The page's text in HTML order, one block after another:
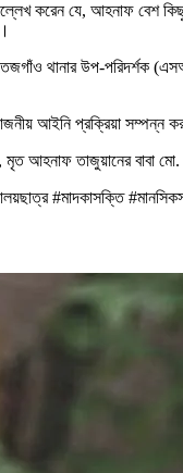
করেন যে, আহনাফ বেশ
থানার উপ-পরিদর্শক
আইনি প্রক্রিয়া সম্পন্ন
মৃত আহনাফ তাজুয়ানের
#মাদকাসক্তি